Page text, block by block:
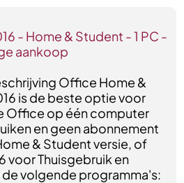
- Home & Student - 1 PC -
aankoop
Office Home &
is de beste optie voor
Office op één computer
en geen abonnement
& Student versie, of
voor Thuisgebruik en
volgende programma's: